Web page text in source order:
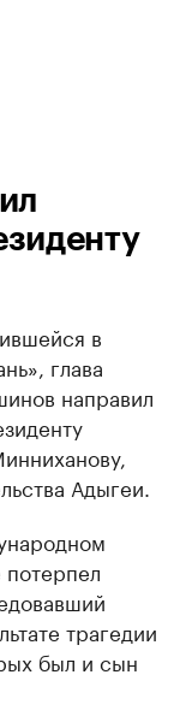
в
глава
направил
Адыгеи.
трагедии
был и сын